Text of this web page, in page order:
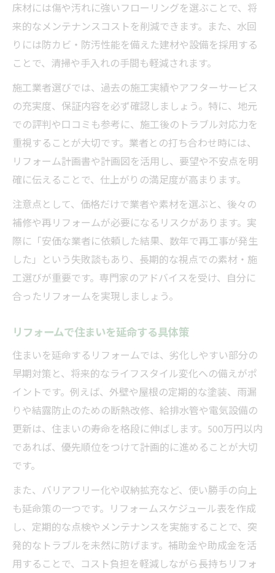
床材には傷や汚れに強いフローリングを選ぶことで、将
来的なメンテナンスコストを削減できます。また、水回
りには防カビ・防汚性能を備えた建材や設備を採用する
ことで、清掃や手入れの手間も軽減されます。
施工業者選びでは、過去の施工実績やアフターサービス
の充実度、保証内容を必ず確認しましょう。特に、地元
での評判や口コミも参考に、施工後のトラブル対応力を
重視することが大切です。業者との打ち合わせ時には、
リフォーム計画書や計画図を活用し、要望や不安点を明
確に伝えることで、仕上がりの満足度が高まります。
注意点として、価格だけで業者や素材を選ぶと、後々の
補修や再リフォームが必要になるリスクがあります。実
際に「安価な業者に依頼した結果、数年で再工事が発生
した」という失敗談もあり、長期的な視点での素材・施
工選びが重要です。専門家のアドバイスを受け、自分に
合ったリフォームを実現しましょう。
リフォームで住まいを延命する具体策
住まいを延命するリフォームでは、劣化しやすい部分の
早期対策と、将来的なライフスタイル変化への備えがポ
イントです。例えば、外壁や屋根の定期的な塗装、雨漏
りや結露防止のための断熱改修、給排水管や電気設備の
更新は、住まいの寿命を格段に伸ばします。500万円以内
であれば、優先順位をつけて計画的に進めることが大切
です。
また、バリアフリー化や収納拡充など、使い勝手の向上
も延命策の一つです。リフォームスケジュール表を作成
し、定期的な点検やメンテナンスを実施することで、突
発的なトラブルを未然に防げます。補助金や助成金を活
用することで、コスト負担を軽減しながら長持ちリフォ